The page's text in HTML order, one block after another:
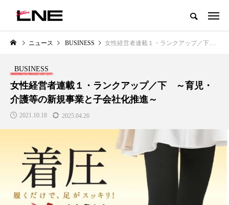
グローバルビューティ＆ヘルスケアビジネス誌
LIFESTYLE
SNSの「加工顔」と美容医療｜AI
がもたらす可能性とこれから
2026.07.13
BUSINESS
GWI調査から読み解く2030年の
都市型スパ――身近なウェルネ
の次世代モデル
ニュース BUSINESS 女性経営者連載１・ランクアップ／下 ～育児・介護等の新規事業と子会社化推進～
BUSINESS
女性経営者連載１・ランクアップ／下 ～育児・
介護等の新規事業と子会社化推進～
2021.10.18 2025.04.26